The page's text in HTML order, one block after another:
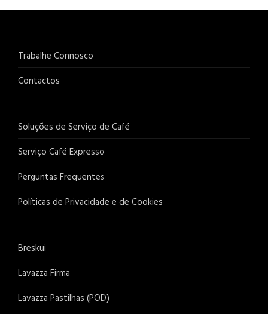
Trabalhe Connosco
Contactos
Soluções de Serviço de Café
Serviço Café Expresso
Perguntas Frequentes
Políticas de Privacidade e de Cookies
Breskui
Lavazza Firma
Lavazza Pastilhas (POD)